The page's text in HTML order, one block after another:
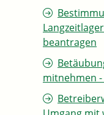
beantragen
mitnehmen